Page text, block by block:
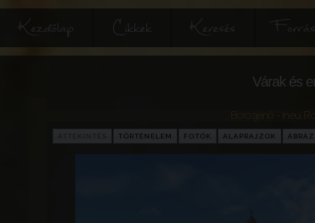
Kezdőlap Cikkek Keresés
Várak és
TÖRTÉNELEM FOTÓK ALAPRAJZOK